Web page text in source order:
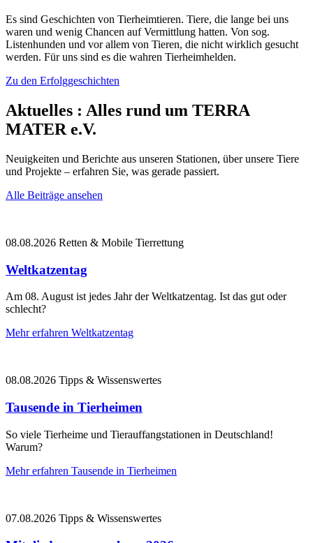
Es sind Geschichten von Tierheimtieren. Tiere, die lange bei uns
waren und wenig Chancen auf Vermittlung hatten. Von sog.
Listenhunden und vor allem von Tieren, die nicht wirklich gesucht
werden. Für uns sind es die wahren Tierheimhelden.
Zu den Erfolggeschichten
Aktuelles : Alles rund um TERRA
MATER e.V.
Neuigkeiten und Berichte aus unseren Stationen, über unsere Tiere
und Projekte – erfahren Sie, was gerade passiert.
Alle Beiträge ansehen
08.08.2026 Retten & Mobile Tierrettung
Weltkatzentag
Am 08. August ist jedes Jahr der Weltkatzentag. Ist das gut oder
schlecht?
Mehr erfahren Weltkatzentag
08.08.2026 Tipps & Wissenswertes
Tausende in Tierheimen
So viele Tierheime und Tierauffangstationen in Deutschland!
Warum?
Mehr erfahren Tausende in Tierheimen
07.08.2026 Tipps & Wissenswertes